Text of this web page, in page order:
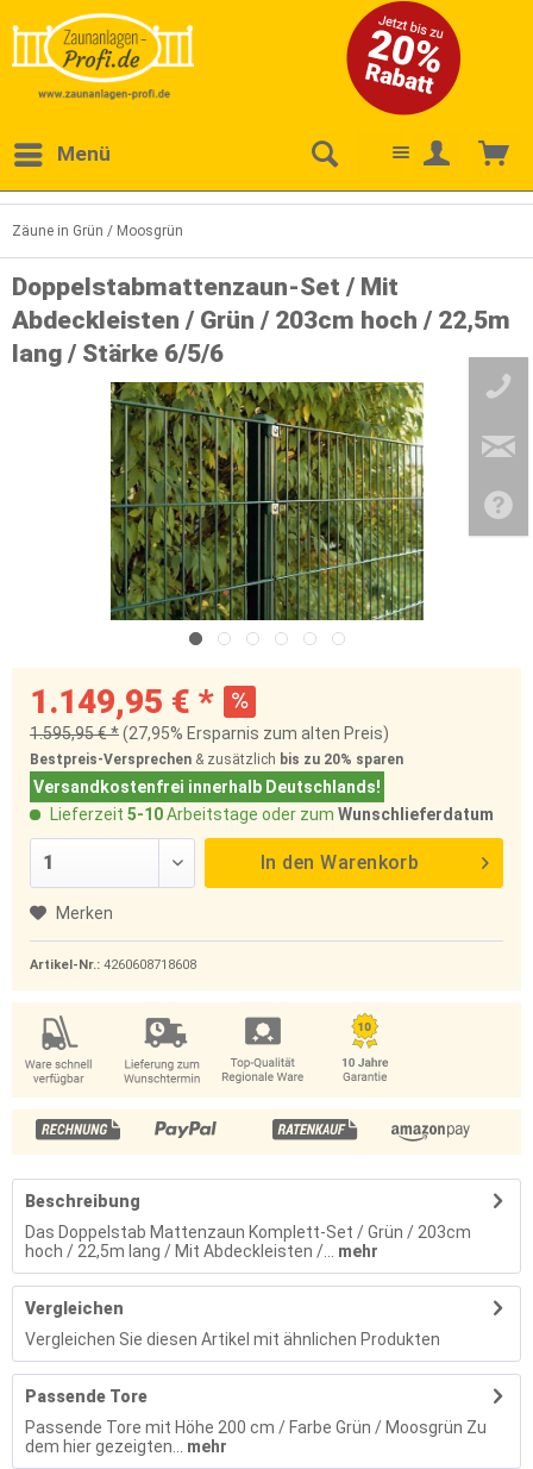
Menü
Zäune in Grün / Moosgrün
Doppelstabmattenzaun-Set / Mit
Abdeckleisten / Grün / 203cm hoch / 22,5m
lang / Stärke 6/5/6
1.149,95 € *
1.595,95 € *(27,95% Ersparnis zum alten Preis)
Bestpreis-Versprechen & zusätzlich bis zu 20% sparen
Versandkostenfrei innerhalb Deutschlands!
Lieferzeit 5-10Arbeitstage oder zum Wunschlieferdatum
In den Warenkorb
Merken
Artikel-Nr.: 4260608718608
Beschreibung
Das Doppelstab Mattenzaun Komplett-Set / Grün / 203cm
hoch / 22,5m lang / Mit Abdeckleisten /...
mehr
Vergleichen
Vergleichen Sie diesen Artikel mit ähnlichen Produkten
Passende Tore
Passende Tore mit Höhe 200 cm / Farbe Grün / Moosgrün Zu
dem hier gezeigten...
mehr